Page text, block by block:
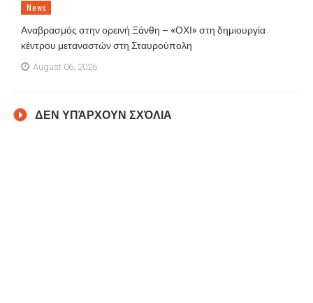
News
Αναβρασμός στην ορεινή Ξάνθη – «ΟΧΙ» στη δημιουργία
κέντρου μεταναστών στη Σταυρούπολη
August 06, 2026
ΔΕΝ ΥΠΆΡΧΟΥΝ ΣΧΌΛΙΑ